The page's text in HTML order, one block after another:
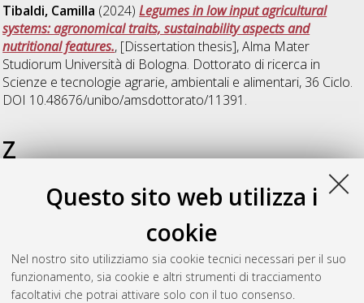
Questo sito web utilizza i
cookie
Nel nostro sito utilizziamo sia cookie tecnici necessari per il suo
funzionamento, sia cookie e altri strumenti di tracciamento
facoltativi che potrai attivare solo con il tuo consenso.
Tibaldi, Camilla (2024)Legumes in low input agricultural
systems: agronomical traits, sustainability aspects and
nutritional features., [Dissertation thesis], Alma Mater
Studiorum Università di Bologna. Dottorato di ricerca in
Scienze e tecnologie agrarie, ambientali e alimentari, 36 Ciclo.
DOI 10.48676/unibo/amsdottorato/11391.
Z
Zhang, Yanxin(2022)The potential of wheat as a functional
food: from the sprouts and microgreens production to the
, [Dissertation thesis], Alma Mater
Studiorum Università di Bologna. Dottorato di ricerca in
Scienze e tecnologie agrarie, ambientali e alimentari, 34 Ciclo.
DOI 10.48676/unibo/amsdottorato/10092.